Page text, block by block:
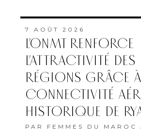
7 AOÛT 2026
L’ONMT RENFORCE
L’ATTRACTIVITÉ DES
RÉGIONS GRÂCE
CONNECTIVITÉ
HISTORIQUE DE
PAR FEMMES DU MAROC